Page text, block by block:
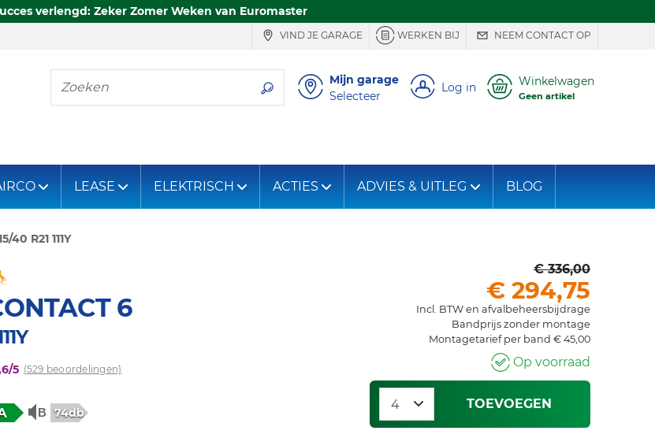
verlengd: Zeker Zomer Weken van Euromaster
VIND JE GARAGE WERKEN BIJ NEEM CONTACT OP
Zoeken
Mijn garage
Selecteer
Log in Winkelwagen
Geen artikel
LEASE ELEKTRISCH ACTIES ADVIES & UITLEG BLOG
40 R21 111Y
6
5 (529 beoordelingen)
74db
€ 336,00
€ 294,75
Incl. BTW en afvalbeheersbijdrage
Bandprijs zonder montage
Montagetarief per band € 45,00
Op voorraad
TOEVOEGEN